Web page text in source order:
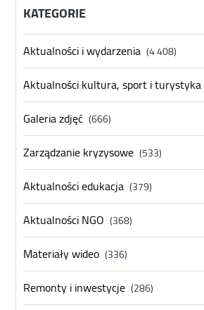
KATEGORIE
Aktualności i wydarzenia (4 408)
Aktualności kultura, sport i turystyka
Galeria zdjęć (666)
Zarządzanie kryzysowe (533)
Aktualności edukacja (379)
Aktualności NGO (368)
Materiały wideo (336)
Remonty i inwestycje (286)